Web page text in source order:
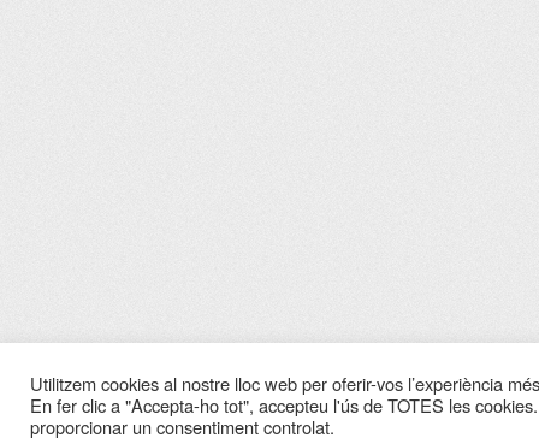
Utilitzem cookies al nostre lloc web per oferir-vos l’experiència
En fer clic a "Accepta-ho tot", accepteu l'ús de TOTES les
proporcionar un consentiment controlat.